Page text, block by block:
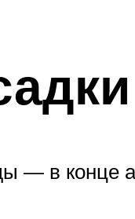
в конце